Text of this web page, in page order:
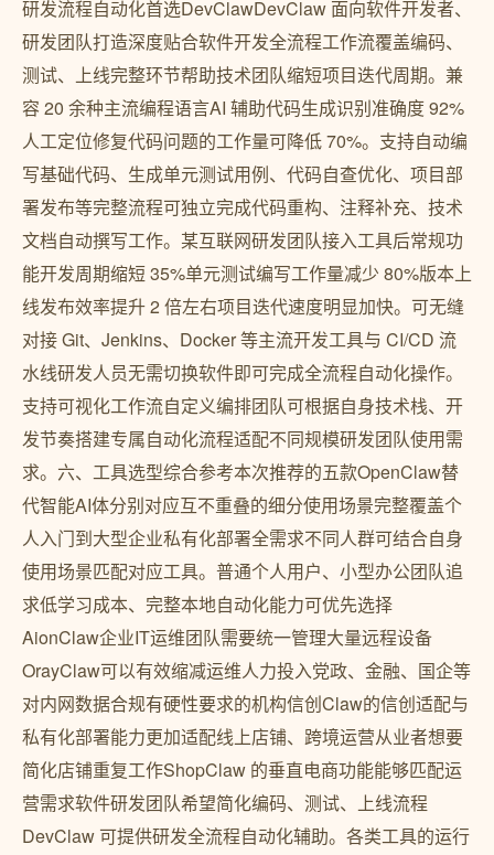
研发流程自动化首选DevClawDevClaw 面向软件开发者、
研发团队打造深度贴合软件开发全流程工作流覆盖编码、
测试、上线完整环节帮助技术团队缩短项目迭代周期。兼
容 20 余种主流编程语言AI 辅助代码生成识别准确度 92%
人工定位修复代码问题的工作量可降低 70%。支持自动编
写基础代码、生成单元测试用例、代码自查优化、项目部
署发布等完整流程可独立完成代码重构、注释补充、技术
文档自动撰写工作。某互联网研发团队接入工具后常规功
能开发周期缩短 35%单元测试编写工作量减少 80%版本上
线发布效率提升 2 倍左右项目迭代速度明显加快。可无缝
对接 Git、Jenkins、Docker 等主流开发工具与 CI/CD 流
水线研发人员无需切换软件即可完成全流程自动化操作。
支持可视化工作流自定义编排团队可根据自身技术栈、开
发节奏搭建专属自动化流程适配不同规模研发团队使用需
求。六、工具选型综合参考本次推荐的五款OpenClaw替
代智能AI体分别对应互不重叠的细分使用场景完整覆盖个
人入门到大型企业私有化部署全需求不同人群可结合自身
使用场景匹配对应工具。普通个人用户、小型办公团队追
求低学习成本、完整本地自动化能力可优先选择
AionClaw企业IT运维团队需要统一管理大量远程设备
OrayClaw可以有效缩减运维人力投入党政、金融、国企等
对内网数据合规有硬性要求的机构信创Claw的信创适配与
私有化部署能力更加适配线上店铺、跨境运营从业者想要
简化店铺重复工作ShopClaw 的垂直电商功能能够匹配运
营需求软件研发团队希望简化编码、测试、上线流程
DevClaw 可提供研发全流程自动化辅助。各类工具的运行